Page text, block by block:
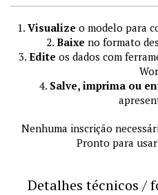
1. Visualize o modelo para
2. Baixe no formato
3. Edite os dados com
4. Salve, imprima ou
Nenhuma inscrição
Pronto para
Detalhes técnicos /